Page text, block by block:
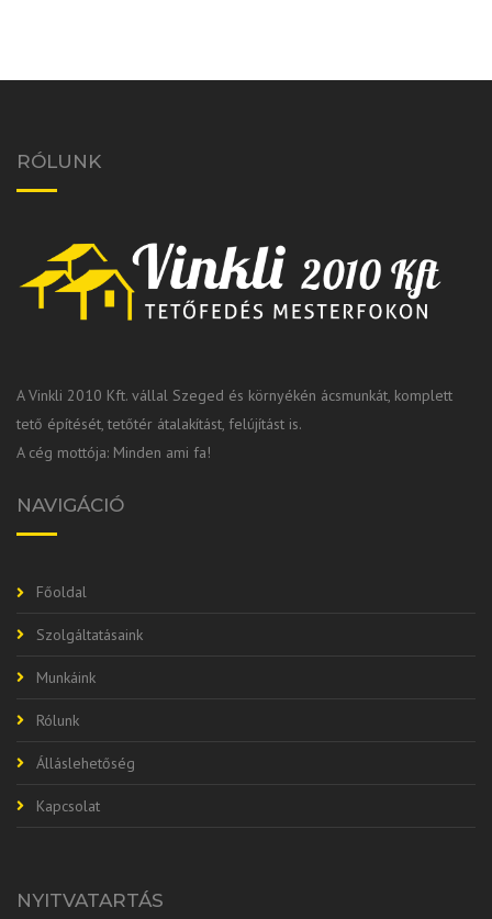
RÓLUNK
A Vinkli 2010 Kft. vállal Szeged és környékén ácsmunkát, komplett
tető építését, tetőtér átalakítást, felújítást is.
A cég mottója: Minden ami fa!
NAVIGÁCIÓ
Főoldal
Szolgáltatásaink
Munkáink
Rólunk
Álláslehetőség
Kapcsolat
NYITVATARTÁS